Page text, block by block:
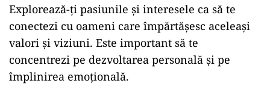
Explorează-ți pasiunile și interesele ca să te
conectezi cu oameni care împărtășesc aceleași
valori și viziuni. Este important să te
concentrezi pe dezvoltarea personală și pe
împlinirea emoțională.